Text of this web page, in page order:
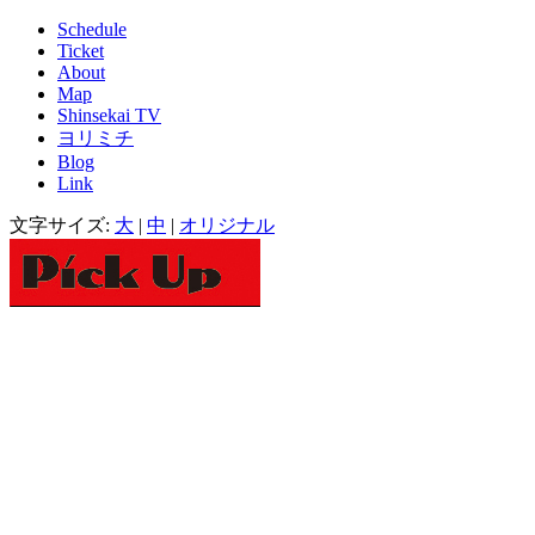
Schedule
Ticket
About
Map
Shinsekai TV
ヨリミチ
Blog
Link
文字サイズ: 大 | 中 | オリジナル